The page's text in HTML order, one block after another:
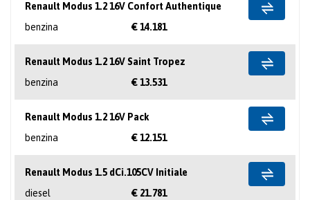
Renault Modus 1.2 16V Confort Authentique
benzina
€ 14.181
Renault Modus 1.2 16V Saint Tropez
benzina
€ 13.531
Renault Modus 1.2 16V Pack
benzina
€ 12.151
Renault Modus 1.5 dCi.105CV Initiale
diesel
€ 21.781